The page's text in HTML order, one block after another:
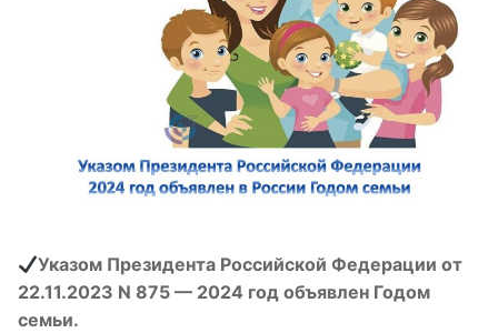
Указом Президента Российской Федерации от
22.11.2023 N 875 — 2024 год объявлен Годом
семьи.